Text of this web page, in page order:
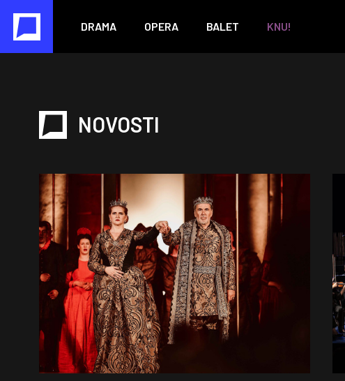
DRAMA OPERA BALET KNU!
NOVOSTI